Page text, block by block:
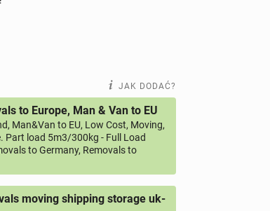
JAK DODAĆ?
to Europe, Man & Van to EU
Man&Van to EU, Low Cost, Moving,
Part load 5m3/300kg - Full Load
to Germany, Removals to
moving shipping storage uk-